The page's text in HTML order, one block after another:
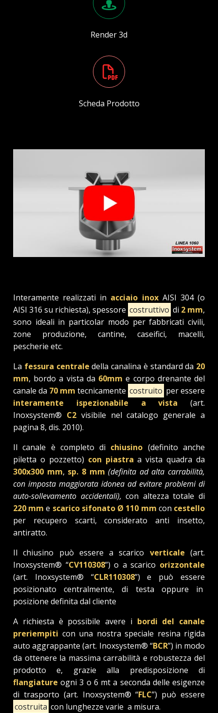
Render 3d
Scheda Prodotto
Interamente realizzati in acciaio inoxAISI 304 (o
AISI 316 su richiesta), spessore costruttivo di 2 mm,
sono ideali in particolar modo per fabbricati civili,
zone produzione, cantine, caseifici, macelli,
pescherie etc.
La fessura centrale della canalina è standard da 20
mm, bordo a vista da 60mm e corpo drenante del
canale da 70 mm tecnicamente costruito per essere
interamente ispezionabile a vista (art.
Inoxsystem® C2visibile nel catalogo generale a
pagina 8, dis. 2010).
Il canale è completo di chiusino (definito anche
piletta o pozzetto) con piastraa vista quadra da
300x300 mm, sp. 8 mm(definita ad alta carrabilità,
con imposta maggiorata idonea ad evitare problemi di
auto-sollevamento accidentali), con altezza totale di
220 mm e scarico sifonato Ø 110 mm con cestello
per recupero scarti, considerato anti insetto,
antiratto.
Il chiusino può essere a scarico verticale (art.
Inoxsystem® “CV110308”) o a scarico orizzontale
(art. Inoxsystem® “CLR110308”) e può essere
posizionato centralmente, di testa oppure in
posizione definita dal cliente
A richiesta è possibile avere i bordi del canale
preriempiti con una nostra speciale resina rigida
auto aggrappante (art. Inoxsystem® “BCR”) in modo
da ottenere la massima carrabilità e robustezza del
prodotto e, grazie alla predisposizione di
flangiature ogni 3 o 6 mt a seconda delle esigenze
di trasporto (art. Inoxsystem® “FLC”) può essere
costruita con lunghezze varie a misura.